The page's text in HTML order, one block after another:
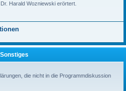
Harald Wozniewski erörtert.
Sonstiges
die nicht in die Programmdiskussion